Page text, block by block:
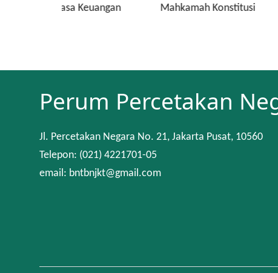
Mahkamah Konstitusi
Perum Percetakan
Jl. Percetakan Negara No. 21, Jakarta Pusat, 10560
Telepon: (021) 4221701-05
email: bntbnjkt@gmail.com